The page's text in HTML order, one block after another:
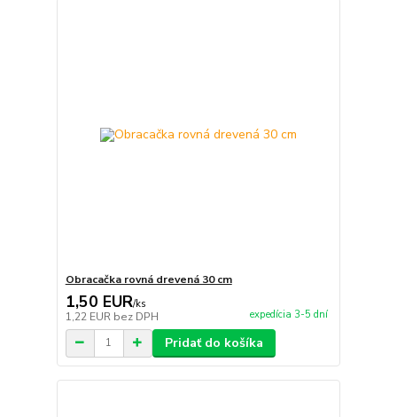
Obracačka rovná drevená 30 cm
1,50 EUR/ks
1,22 EUR bez DPH expedícia 3-5 dní
Pridať do košíka